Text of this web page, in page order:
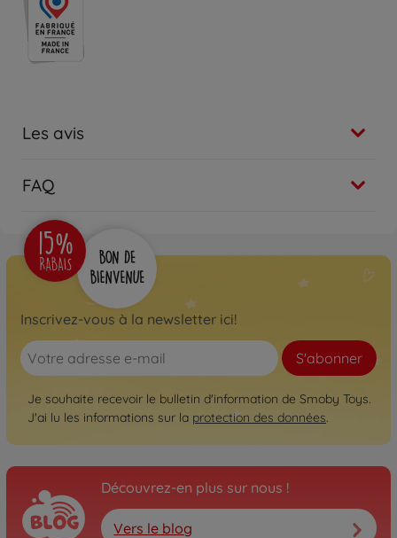
Les avis
FAQ
Inscrivez-vous à la newsletter ici!
S'abonner
Je souhaite recevoir le bulletin d'information de Smoby Toys.
J'ai lu les informations sur la protection des données.
Découvrez-en plus sur nous !
Vers le blog